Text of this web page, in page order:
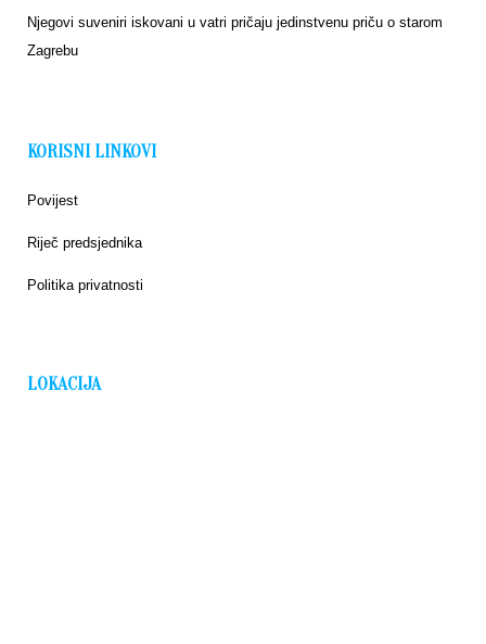
Njegovi suveniri iskovani u vatri pričaju jedinstvenu priču o starom
Zagrebu
KORISNI LINKOVI
Povijest
Riječ predsjednika
Politika privatnosti
LOKACIJA